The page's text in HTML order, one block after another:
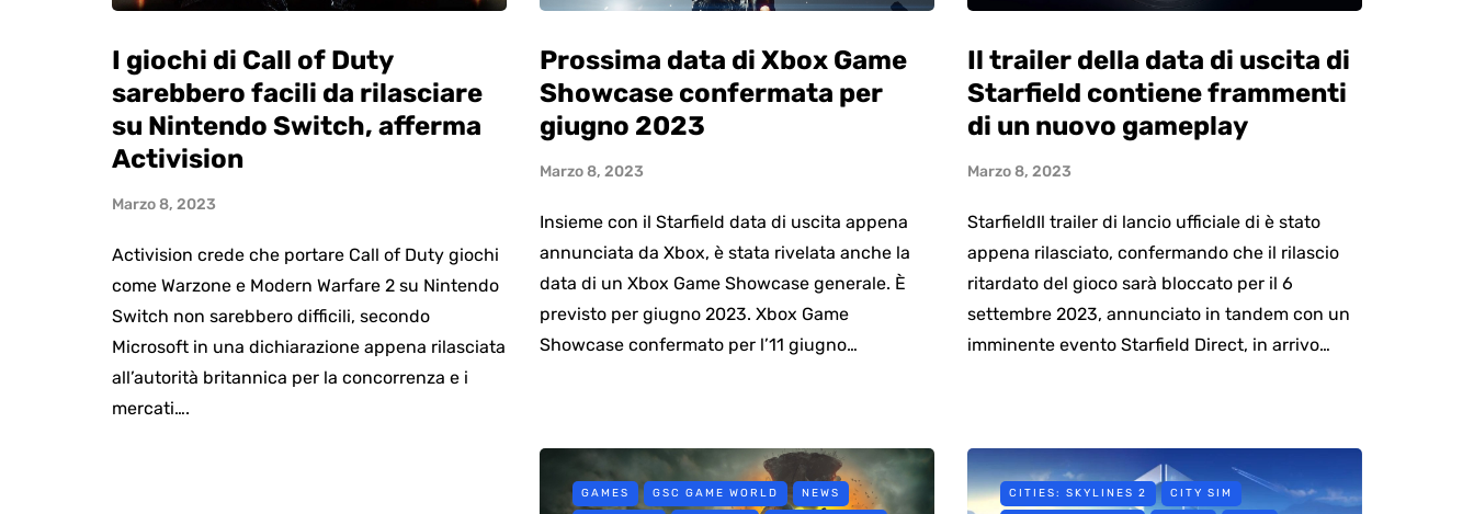
I giochi di Call of Duty
sarebbero facili da rilasciare
su Nintendo Switch, afferma
Activision
Marzo 8, 2023
Activision crede che portare Call of Duty giochi
come Warzone e Modern Warfare 2 su Nintendo
Switch non sarebbero difficili, secondo
Microsoft in una dichiarazione appena rilasciata
all’autorità britannica per la concorrenza e i
mercati….
Prossima data di Xbox Game
Showcase confermata per
giugno 2023
Marzo 8, 2023
Insieme con il Starfield data di uscita appena
annunciata da Xbox, è stata rivelata anche la
data di un Xbox Game Showcase generale. È
previsto per giugno 2023. Xbox Game
Showcase confermato per l’11 giugno…
Il trailer della data di uscita di
Starfield contiene frammenti
di un nuovo gameplay
Marzo 8, 2023
StarfieldIl trailer di lancio ufficiale di è stato
appena rilasciato, confermando che il rilascio
ritardato del gioco sarà bloccato per il 6
settembre 2023, annunciato in tandem con un
imminente evento Starfield Direct, in arrivo…
GAMES GSC GAME WORLD NEWS CITIES: SKYLINES 2 CITY SIM